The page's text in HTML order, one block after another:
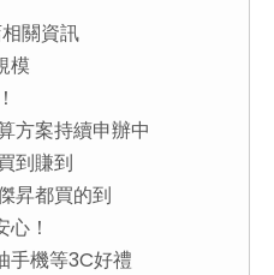
關資訊
模
方案持續申辦中
到賺到
昇都買的到
！
手機等3C好禮